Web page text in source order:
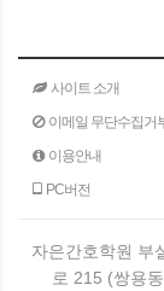
사이트 소개
이메일 무단수집거
이용안내
PC버전
자은간호학원 부
로 215 (쌍용